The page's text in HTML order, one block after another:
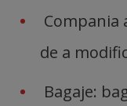
de a
Bagaje: